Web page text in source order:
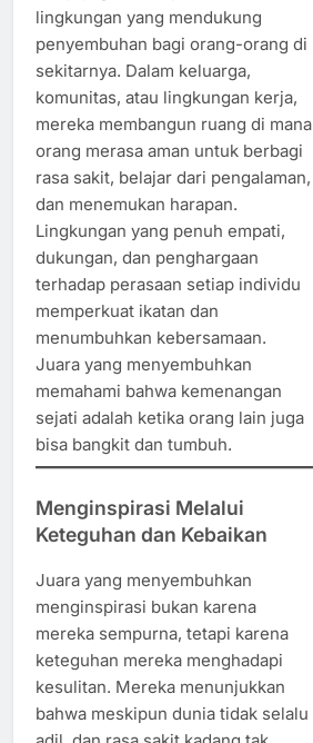
lingkungan yang mendukung
penyembuhan bagi orang-orang di
sekitarnya. Dalam keluarga,
komunitas, atau lingkungan kerja,
mereka membangun ruang di mana
orang merasa aman untuk berbagi
rasa sakit, belajar dari pengalaman,
dan menemukan harapan.
Lingkungan yang penuh empati,
dukungan, dan penghargaan
terhadap perasaan setiap individu
memperkuat ikatan dan
menumbuhkan kebersamaan.
Juara yang menyembuhkan
memahami bahwa kemenangan
sejati adalah ketika orang lain juga
bisa bangkit dan tumbuh.
Menginspirasi Melalui
Keteguhan dan Kebaikan
Juara yang menyembuhkan
menginspirasi bukan karena
mereka sempurna, tetapi karena
keteguhan mereka menghadapi
kesulitan. Mereka menunjukkan
bahwa meskipun dunia tidak selalu